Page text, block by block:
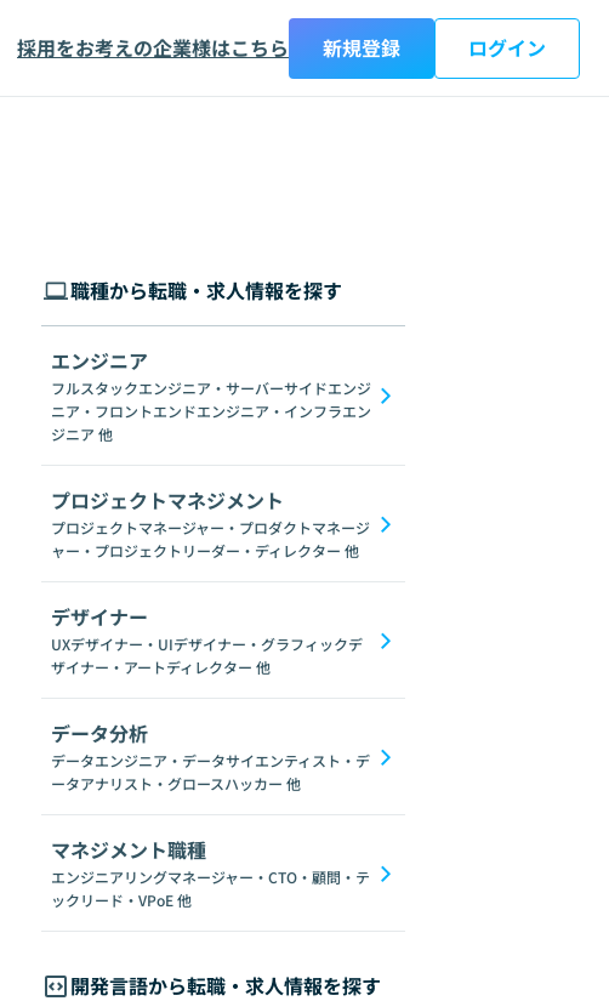
採用をお考えの企業様はこちら 新規登録 ログイン
東京都 神奈川県 新潟県 富山県 石川県
Electron Microsoft Power Platform Xamarin
職種から転職・求人情報を探す
エンジニア
フルスタックエンジニア・サーバーサイドエンジ
ニア・フロントエンドエンジニア・インフラエン
ジニア 他
プロジェクトマネジメント
プロジェクトマネージャー・プロダクトマネージ
ャー・プロジェクトリーダー・ディレクター 他
デザイナー
UXデザイナー・UIデザイナー・グラフィックデ
ザイナー・アートディレクター 他
データ分析
データエンジニア・データサイエンティスト・デ
ータアナリスト・グロースハッカー 他
マネジメント職種
エンジニアリングマネージャー・CTO・顧問・テ
ックリード・VPoE他
開発言語から転職・求人情報を探す